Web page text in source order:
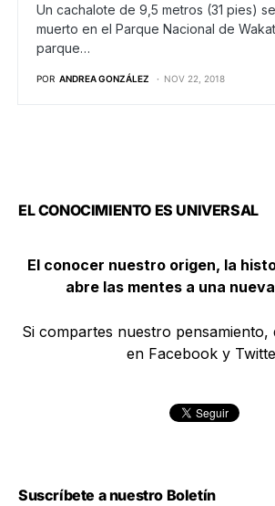
Un cachalote de 9,5 metros (31 pies)
muerto en el Parque Nacional de
parque…
POR ANDREA GONZÁLEZ NOV 22, 2018
EL CONOCIMIENTO ES UNIVERSAL
El conocer nuestro origen, la
abre las mentes a una
Si compartes nuestro pensamiento,
en Facebook y
Suscríbete a nuestro Boletín